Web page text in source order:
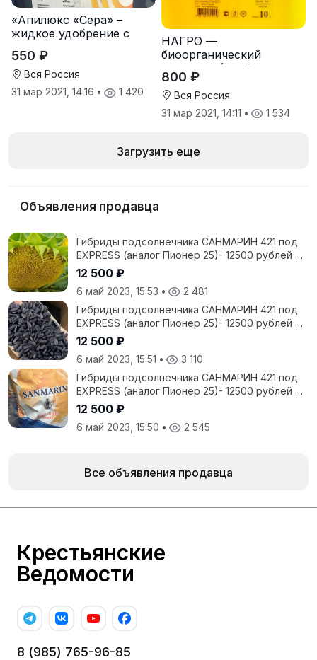
«Апилюкс «Сера» –
жидкое удобрение с
доступной серы
550 ₽
Вся Россия
31 мар 2021, 14:16 • 1 420
НАГРО —
биоорганический
комплекс (удобрение +
инсектицид +
иммуномодулятор +
фунгицид).
800 ₽
Вся Россия
31 мар 2021, 14:11 • 1 534
Загрузить еще
Объявления продавца
Гибриды подсолнечника САНМАРИН 421 под
EXPRESS (аналог Пионер 25)- 12500 рублей с
НДС
12 500 ₽
6 май 2023, 15:53 •
2 481
Гибриды подсолнечника САНМАРИН 421 под
EXPRESS (аналог Пионер 25)- 12500 рублей с
НДС
12 500 ₽
6 май 2023, 15:51 •
3 110
Гибриды подсолнечника САНМАРИН 421 под
EXPRESS (аналог Пионер 25)- 12500 рублей с
НДС
12 500 ₽
6 май 2023, 15:50 • 2 545
Все объявления продавца
Крестьянские
Ведомости
8 (985) 765-96-85